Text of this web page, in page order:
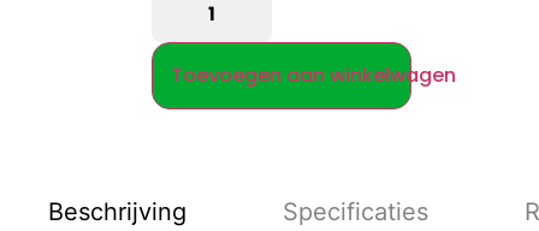
Toevoegen aan winkelwagen
Beschrijving Specificaties